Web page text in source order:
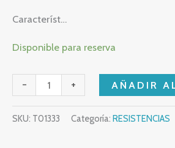
Característ…
Disponible para reserva
- + AÑADIR
SKU: T01333 Categoría: RESISTENCIAS